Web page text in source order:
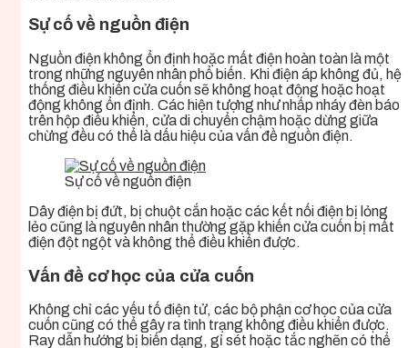
Sự cố về nguồn điện
Nguồn điện không ổn định hoặc mất điện hoàn toàn là một
trong những nguyên nhân phổ biến. Khi điện áp không đủ, hệ
thống điều khiển cửa cuốn sẽ không hoạt động hoặc hoạt
động không ổn định. Các hiện tượng như nhấp nháy đèn báo
trên hộp điều khiển, cửa di chuyển chậm hoặc dừng giữa
chừng đều có thể là dấu hiệu của vấn đề nguồn điện.
Sự cố về nguồn điện
Dây điện bị đứt, bị chuột cắn hoặc các kết nối điện bị lỏng
lẻo cũng là nguyên nhân thường gặp khiến cửa cuốn bị mất
điện đột ngột và không thể điều khiển được.
Vấn đề cơ học của cửa cuốn
Không chỉ các yếu tố điện tử, các bộ phận cơ học của cửa
cuốn cũng có thể gây ra tình trạng không điều khiển được.
Ray dẫn hướng bị biến dạng, gỉ sét hoặc tắc nghẽn có thể